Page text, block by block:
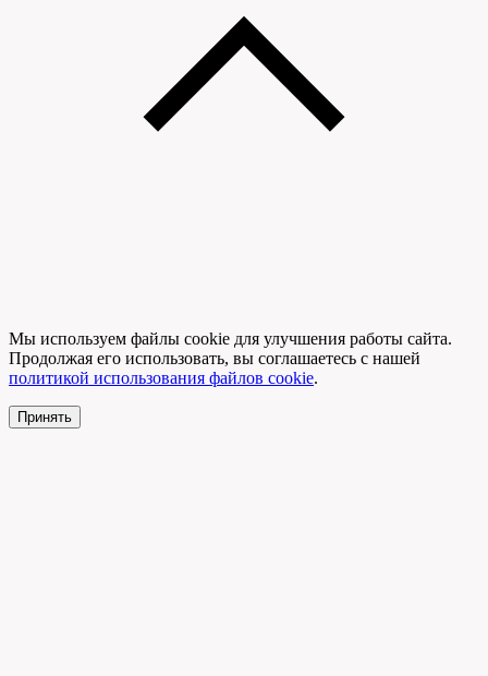
Мы используем файлы cookie для улучшения работы сайта.
Продолжая его использовать, вы соглашаетесь с нашей
политикой использования файлов cookie.
Принять